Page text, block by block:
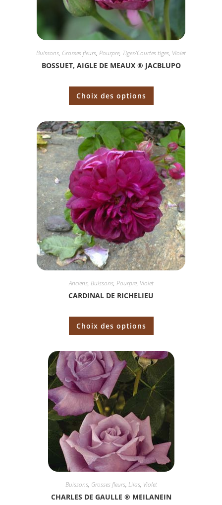
Buissons, Grosses fleurs, Pourpre, Tiges/Courtes tiges, Violet
BOSSUET, AIGLE DE MEAUX ® JACBLUPO
Choix des options
Anciens, Buissons, Pourpre, Violet
CARDINAL DE RICHELIEU
Choix des options
Buissons, Grosses fleurs, Lilas, Violet
CHARLES DE GAULLE ® MEILANEIN